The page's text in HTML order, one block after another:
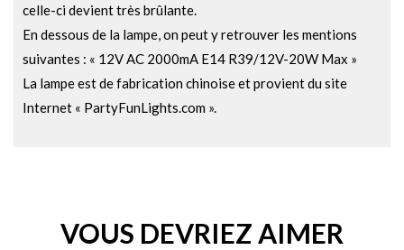
celle-ci devient très brûlante.
En dessous de la lampe, on peut y retrouver les mentions
suivantes : « 12V AC 2000mA E14 R39/12V-20W Max »
La lampe est de fabrication chinoise et provient du site
Internet « PartyFunLights.com ».
VOUS DEVRIEZ AIMER